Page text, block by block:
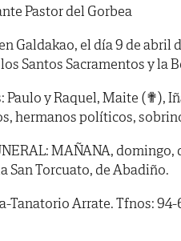
Pastor del Gorbea
Galdakao, el día 9 de abril
Santos Sacramentos y la
Paulo y Raquel, Maite (✟),
hermanos políticos,
MAÑANA, domingo,
San Torcuato, de Abadiño.
Tanatorio Arrate. Tfnos: